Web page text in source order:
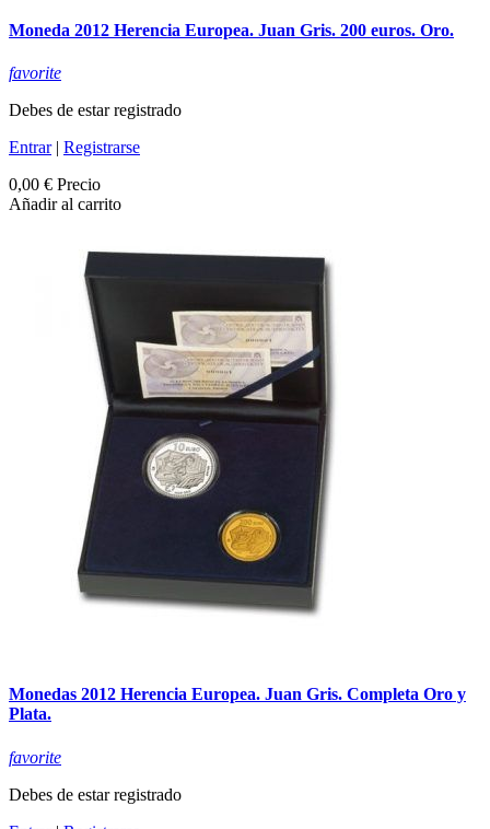
Moneda 2012 Herencia Europea. Juan Gris. 200 euros. Oro.
favorite
Debes de estar registrado
Entrar| Registrarse
0,00 € Precio
Añadir al carrito
Monedas 2012 Herencia Europea. Juan Gris. Completa Oro y
Plata.
favorite
Debes de estar registrado